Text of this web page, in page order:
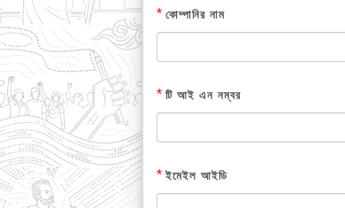
* কোম্পানির নাম
* টি আই এন নম্বর
* ইমেইল আইডি